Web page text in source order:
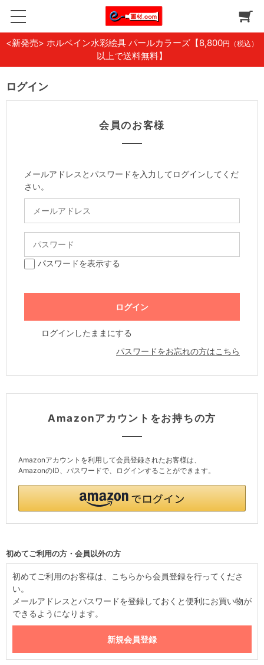
<新発売> ホルベイン水彩絵具 パールカラーズ 【8,800円（税込）
以上で送料無料】
ログイン
会員のお客様
メールアドレスとパスワードを入力してログインしてくだ
さい。
パスワードを表示する
ログインしたままにする
パスワードをお忘れの方はこちら
Amazonアカウントをお持ちの方
Amazonアカウントを利用して会員登録されたお客様は、
AmazonのID、パスワードで、ログインすることができます。
初めてご利用の方・会員以外の方
初めてご利用のお客様は、こちらから会員登録を行ってくださ
い。
メールアドレスとパスワードを登録しておくと便利にお買い物が
できるようになります。